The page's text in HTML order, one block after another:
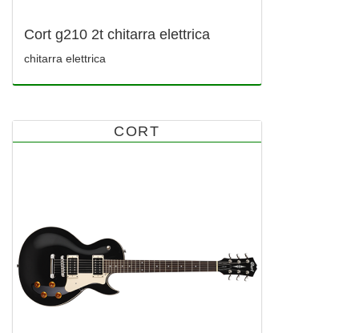
Cort g210 2t chitarra elettrica
chitarra elettrica
CORT